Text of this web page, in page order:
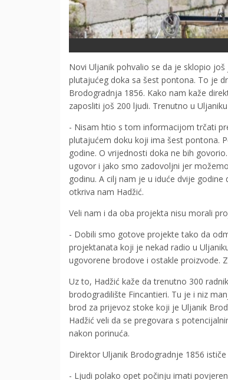
Novi Uljanik pohvalio se da je sklopio
plutajućeg doka sa šest pontona. To je
Brodogradnja 1856. Kako nam kaže
zaposliti još 200 ljudi. Trenutno u
- Nisam htio s tom informacijom trčati
plutajućem doku koji ima šest pontona.
godine. O vrijednosti doka ne bih
ugovor i jako smo zadovoljni jer
godinu. A cilj nam je u iduće dvije
otkriva nam Hadžić.
Veli nam i da oba projekta nisu morali
- Dobili smo gotove projekte tako da
projektanata koji je nekad radio u
ugovorene brodove i ostakle proizvode.
Uz to, Hadžić kaže da trenutno 300
brodogradilište Fincantieri. Tu je i niz
brod za prijevoz stoke koji je Uljanik
Hadžić veli da se pregovara s
nakon porinuća.
Direktor Uljanik Brodogradnje 1856
- Ljudi polako opet počinju imati